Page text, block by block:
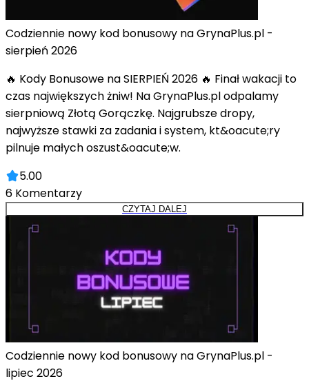
Codziennie nowy kod bonusowy na GrynaPlus.pl -
sierpień 2026
🔥 Kody Bonusowe na SIERPIEŃ 2026 🔥 Finał wakacji to
czas największych żniw! Na GrynaPlus.pl odpalamy
sierpniową Złotą Gorączkę. Najgrubsze dropy,
najwyższe stawki za zadania i system, kt&oacute;ry
pilnuje małych oszust&oacute;w.
5.00
6 Komentarzy
CZYTAJ DALEJ
Codziennie nowy kod bonusowy na GrynaPlus.pl -
lipiec 2026